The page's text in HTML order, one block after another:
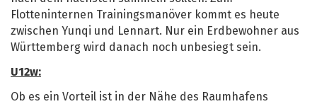
Flotteninternen Trainingsmanöver kommt es heute
zwischen Yunqi und Lennart. Nur ein Erdbewohner aus
Württemberg wird danach noch unbesiegt sein.
U12w:
Ob es ein Vorteil ist in der Nähe des Raumhafens